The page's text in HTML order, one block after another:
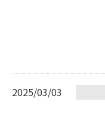
2025/03/03